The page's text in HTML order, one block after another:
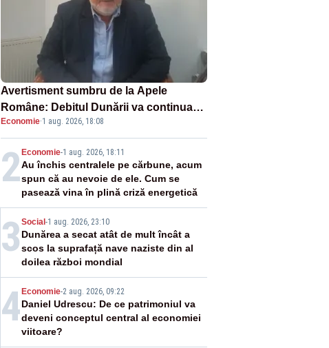
Avertisment sumbru de la Apele
Române: Debitul Dunării va continua
să scadă. Cernavodă s-ar putea închide
în 4 zile
Economie·1 aug. 2026, 18:08
2 Economie-1 aug. 2026, 18:11
Au închis centralele pe cărbune, acum
spun că au nevoie de ele. Cum se
pasează vina în plină criză energetică
3 Social -1 aug. 2026, 23:10
Dunărea a secat atât de mult încât a
scos la suprafață nave naziste din al
doilea război mondial
4 Economie-2 aug. 2026, 09:22
Daniel Udrescu: De ce patrimoniul va
deveni conceptul central al economiei
viitoare?